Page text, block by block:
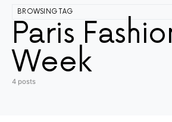
BROWSING TAG
Paris
Week
4 posts